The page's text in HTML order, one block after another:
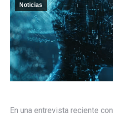
Noticias
En una entrevista reciente con